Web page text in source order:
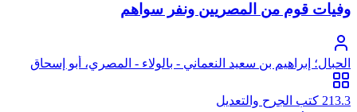
وفيات قوم من المصريين ونفر سواهم
الحبال؛ إبراهيم بن سعيد النعماني - بالولاء - المصري، أبو إسحاق
الحبال
213.3 كتب الجرح والتعديل